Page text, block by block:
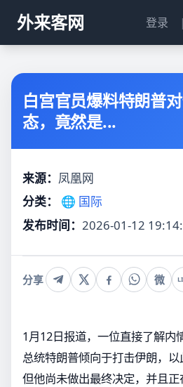
外来客网 登录 |
白宫官员爆料特朗普
态，竟然是...
来源： 凤凰网
分类：
🌐 国际
发布时间： 2026-01-12
分享 微
1月12日报道，一位直接了解内
总统特朗普倾向于打击伊朗，以
但他尚未做出最终决定，并且